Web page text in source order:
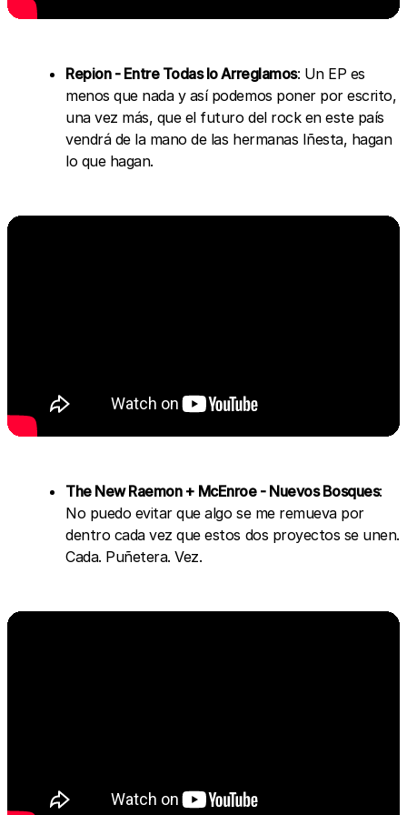
Repion - Entre Todas lo Arreglamos: Un EP es
menos que nada y así podemos poner por escrito,
una vez más, que el futuro del rock en este país
vendrá de la mano de las hermanas Iñesta, hagan
lo que hagan.
The New Raemon + McEnroe - Nuevos Bosques:
No puedo evitar que algo se me remueva por
dentro cada vez que estos dos proyectos se unen.
Cada. Puñetera. Vez.